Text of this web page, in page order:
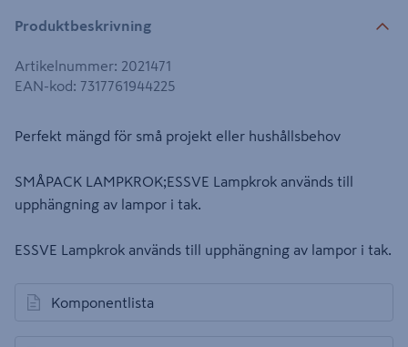
Produktbeskrivning
Artikelnummer: 2021471
EAN-kod: 7317761944225
Perfekt mängd för små projekt eller hushållsbehov
SMÅPACK LAMPKROK;ESSVE Lampkrok används till
upphängning av lampor i tak.
ESSVE Lampkrok används till upphängning av lampor i tak.
Komponentlista
öppnas i en ny flik